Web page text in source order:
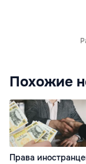
Похожие
Права